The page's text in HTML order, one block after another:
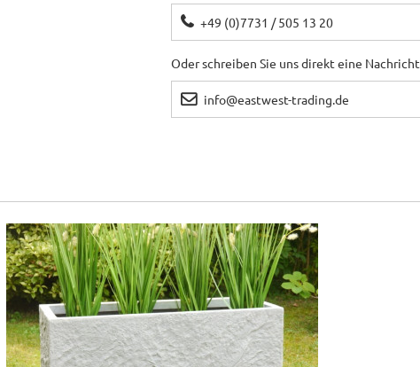
+49 (0)7731 / 505 13 20
Oder schreiben Sie uns direkt eine Nachricht
info@eastwest-trading.de